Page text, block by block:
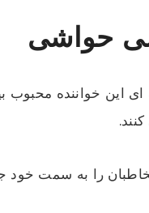
حواشی
این خواننده محبوب
را به سمت